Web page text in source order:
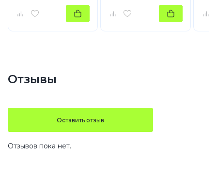
Отзывы
Оставить отзыв
Отзывов пока нет.